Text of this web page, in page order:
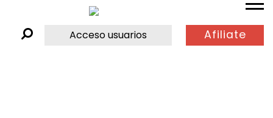
Acceso usuarios Afiliate